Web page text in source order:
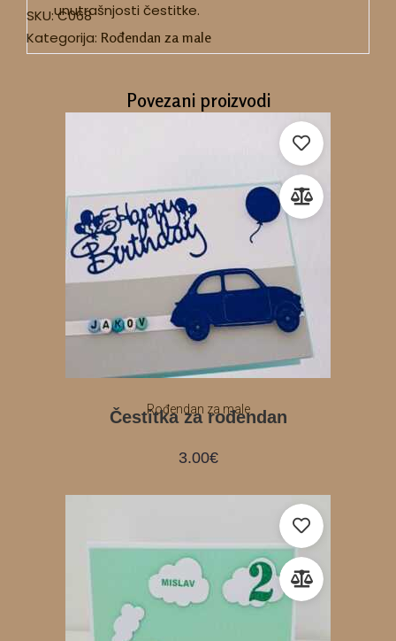
unutrašnjosti čestitke.
SKU:C068
Kategorija: Rođendan za male
Povezani proizvodi
Rođendan za male
Čestitka za rođendan
3.00€